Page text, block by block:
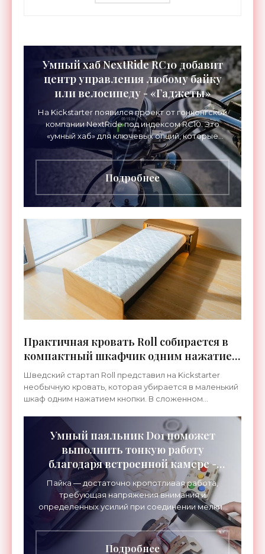
Умный хаб NextRide RC10 добавит
центр управления любому байку
или велосипеду - «Гаджеты»
На Kickstarter появился проект от гонконгской
компании NextRide под индексом RC10. Это
«умный хаб» для ключевых опций, которые
необходимы для сопровождения поездок на
велосипеде или
Подробнее
Практичная кровать Roll собирается в
компактный шкафчик одним нажатием
кнопки - «Техника»
Шведский стартап Roll представил на Kickstarter
необычную кровать, которая убирается в маленький
шкаф одним нажатием кнопки. В сложенном
Умный паяльник D01 поможет
выполнить тонкую работу
благодаря встроенной камере -
«Гаджеты»
Пайка — достаточно кропотливая работа,
требующая напряжения внимания и
определенных усилий при соединении мелких
деталей, для чего приходится иногда
пользоваться увеличительным стеклом.
Подробнее